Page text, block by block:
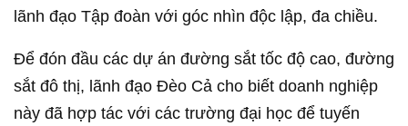
lãnh đạo Tập đoàn với góc nhìn độc lập, đa chiều.
Để đón đầu các dự án đường sắt tốc độ cao, đường
sắt đô thị, lãnh đạo Đèo Cả cho biết doanh nghiệp
này đã hợp tác với các trường đại học để tuyến